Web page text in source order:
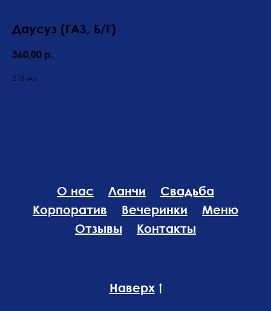
Даусуз (ГАЗ, Б/Г)
360,00 р.
275 мл
О нас Ланчи
Свадьба
Корпоратив
Вечеринки
Меню
Отзывы
Контакты
Наверх